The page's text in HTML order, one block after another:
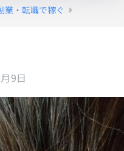
業・転職で稼ぐ
9日